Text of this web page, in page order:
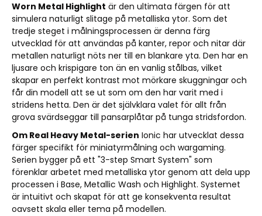
Worn Metal Highlight är den ultimata färgen för att
simulera naturligt slitage på metalliska ytor. Som det
tredje steget i målningsprocessen är denna färg
utvecklad för att användas på kanter, repor och nitar där
metallen naturligt nöts ner till en blankare yta. Den har en
ljusare och krispigare ton än en vanlig stålbas, vilket
skapar en perfekt kontrast mot mörkare skuggningar och
får din modell att se ut som om den har varit med i
stridens hetta. Den är det självklara valet för allt från
grova svärdseggar till pansarplåtar på tunga stridsfordon.
Om Real Heavy Metal-serien Ionic har utvecklat dessa
färger specifikt för miniatyrmålning och wargaming.
Serien bygger på ett "3-step Smart System" som
förenklar arbetet med metalliska ytor genom att dela upp
processen i Base, Metallic Wash och Highlight. Systemet
är intuitivt och skapat för att ge konsekventa resultat
oavsett skala eller tema på modellen.